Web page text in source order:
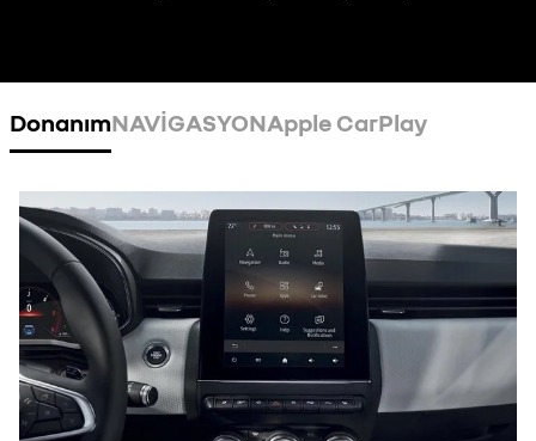
DonanımNAVİGASYONApple CarPlay